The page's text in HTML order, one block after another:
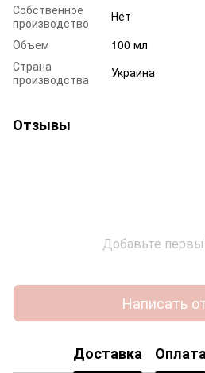
Собственное
производство
Нет
Объем
100 мл
Страна
производства
Украина
Отзывы
Добавьте
Написать
Доставка